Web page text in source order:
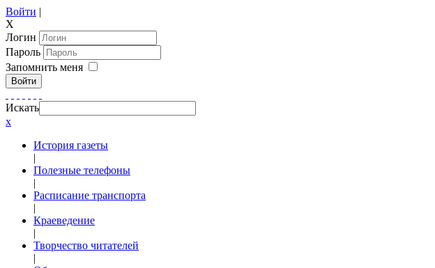
Войти |
X
Логин
Пароль
Запомнить меня
Войти
Искать
x
История газеты
|
Полезные телефоны
|
Расписание транспорта
|
Краеведение
|
Творчество читателей
|